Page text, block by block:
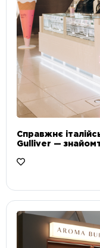
Справжнє
Gulliver —